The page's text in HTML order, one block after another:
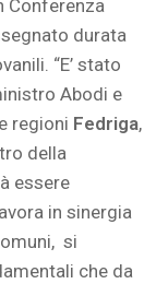
Conferenza
durata
“E’ stato
Abodi e
regioni Fedriga,
della
essere
in sinergia
si
che da